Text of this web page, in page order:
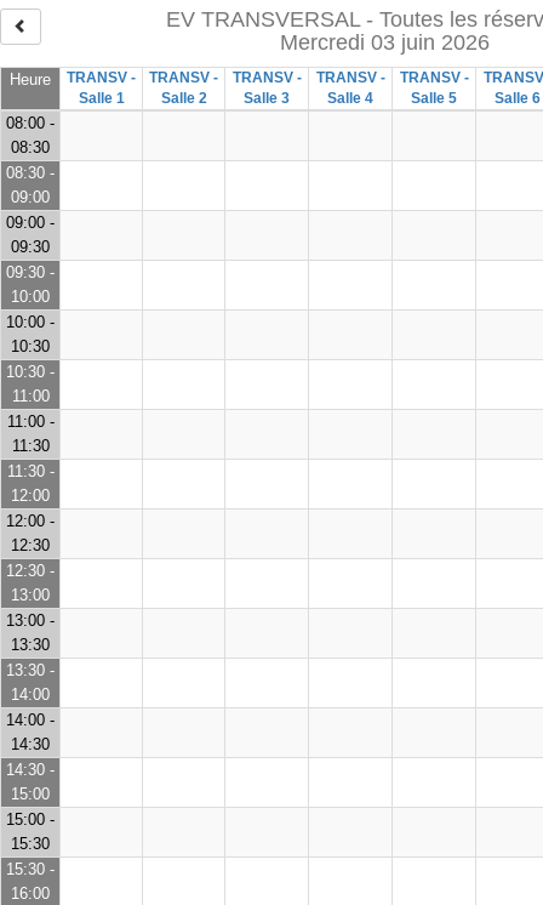
Heure
TRANSV -
Salle 1
TRANSV -
Salle 2
TRANSV -
Salle 3
TRANSV -
Salle 4
TRANSV -
Salle 5
Salle 6
EV TRANSVERSAL - Toutes les
Mercredi 03 juin 2026
08:00 -
08:30
08:30 -
09:00
09:00 -
09:30
09:30 -
10:00
10:00 -
10:30
10:30 -
11:00
11:00 -
11:30
11:30 -
12:00
12:00 -
12:30
12:30 -
13:00
13:00 -
13:30
13:30 -
14:00
14:00 -
14:30
14:30 -
15:00
15:00 -
15:30
15:30 -
16:00